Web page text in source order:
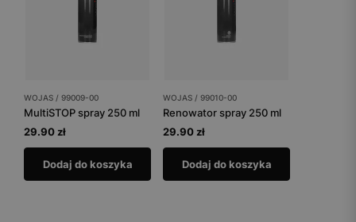
WOJAS / 99009-00
MultiSTOP spray 250 ml
29.90 zł
Dodaj do koszyka
WOJAS / 99010-00
Renowator spray 250 ml
29.90 zł
Dodaj do koszyka